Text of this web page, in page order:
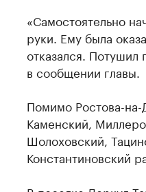
«Самостоятельно
руки. Ему была
отказался.
в сообщении главы.
Помимо Ростова-на-
Каменский,
Шолоховский,
Константиновский